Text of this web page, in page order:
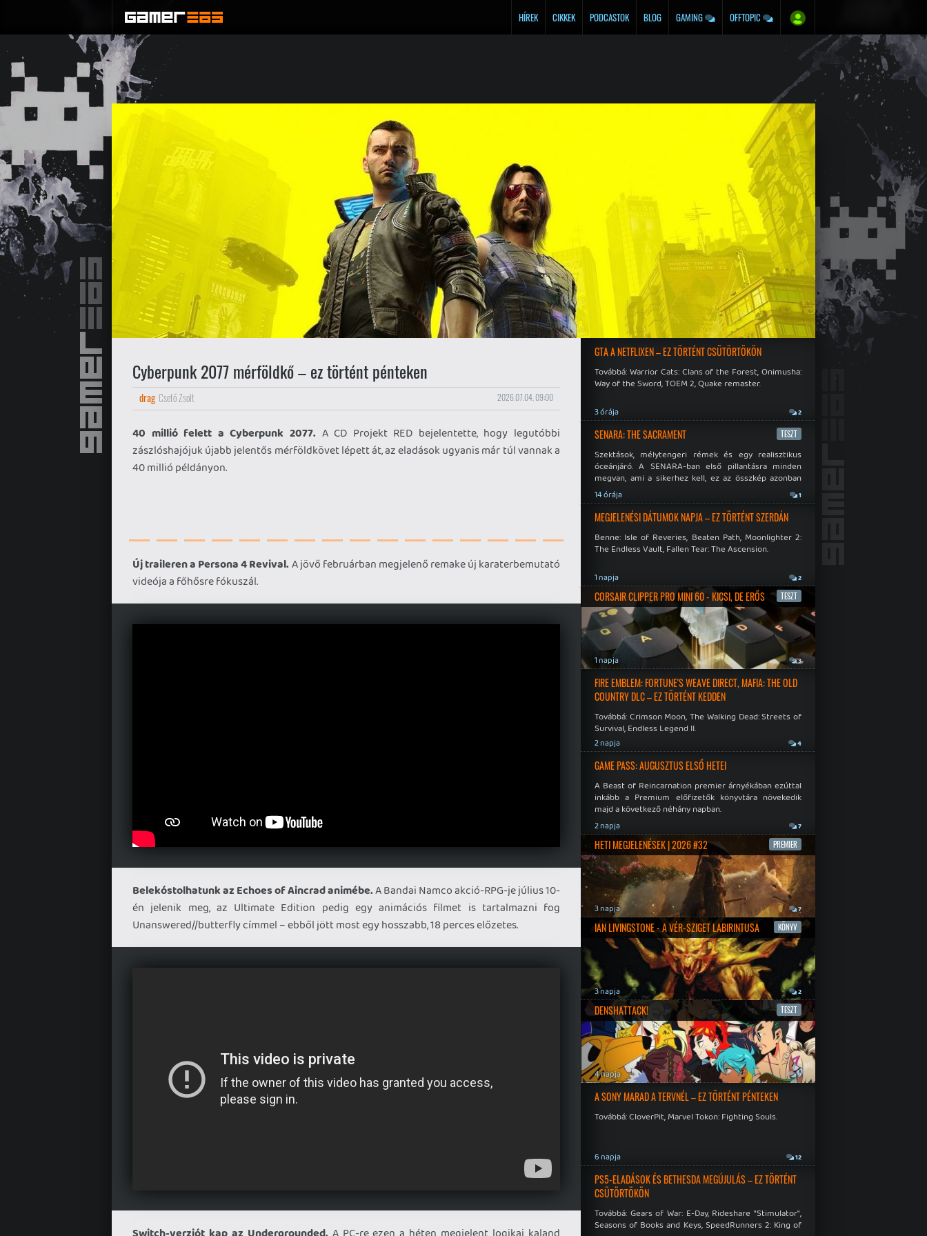
HÍREK CIKKEK PODCASTOK BLOG GAMING OFFTOPIC
Cyberpunk 2077 mérföldkő – ez történt pénteken
drag Csető Zsolt 2026.07.04. 09:00
40 millió felett a Cyberpunk 2077.A CD Projekt RED bejelentette, hogy legutóbbi
zászlóshajójuk újabb jelentős mérföldkövet lépett át, az eladások ugyanis már túl vannak a
40 millió példányon.
Új traileren a Persona 4 Revival.A jövő februárban megjelenő remake új karaterbemutató
videója a főhősre fókuszál.
Belekóstolhatunk az Echoes of Aincrad animébe.A Bandai Namco akció-RPG-je július 10-
én jelenik meg, az Ultimate Edition pedig egy animációs filmet is tartalmazni fog
Unanswered//butterfly címmel – ebből jött most egy hosszabb, 18 perces előzetes.
GTA A NETFLIXEN – EZ TÖRTÉNT CSÜTÖRTÖKÖN
Továbbá: Warrior Cats: Clans of the Forest, Onimusha:
Way of the Sword, TOEM 2, Quake remaster.
3 órája 2
SENARA: THE SACRAMENT TESZT
Szektások, mélytengeri rémek és egy realisztikus
óceánjáró. A SENARA-ban első pillantásra minden
megvan, ami a sikerhez kell, ez az összkép azonban
becsapós.
14 órája 1
MEGJELENÉSI DÁTUMOK NAPJA – EZ TÖRTÉNT SZERDÁN
Benne: Isle of Reveries, Beaten Path, Moonlighter 2:
The Endless Vault, Fallen Tear: The Ascension.
1 napja 2
CORSAIR CLIPPER PRO MINI 60 - KICSI, DE ERŐS TESZT
1 napja 3
FIRE EMBLEM: FORTUNE'S WEAVE DIRECT, MAFIA: THE OLD
COUNTRY DLC – EZ TÖRTÉNT KEDDEN
Továbbá: Crimson Moon, The Walking Dead: Streets of
Survival, Endless Legend II.
2 napja 4
GAME PASS: AUGUSZTUS ELSŐ HETEI
A Beast of Reincarnation premier árnyékában ezúttal
inkább a Premium előfizetők könyvtára növekedik
majd a következő néhány napban.
2 napja 7
HETI MEGJELENÉSEK | 2026 #32 PREMIER
3 napja 7
IAN LIVINGSTONE - A VÉR-SZIGET LABIRINTUSA KÖNYV
3 napja 2
DENSHATTACK! TESZT
4 napja 9
A SONY MARAD A TERVNÉL – EZ TÖRTÉNT PÉNTEKEN
Továbbá: CloverPit, Marvel Tokon: Fighting Souls.
6 napja 12
PS5-ELADÁSOK ÉS BETHESDA MEGÚJULÁS – EZ TÖRTÉNT
CSÜTÖRTÖKÖN
Továbbá: Gears of War: E-Day, Rideshare "Stimulator",
Seasons of Books and Keys, SpeedRunners 2: King of